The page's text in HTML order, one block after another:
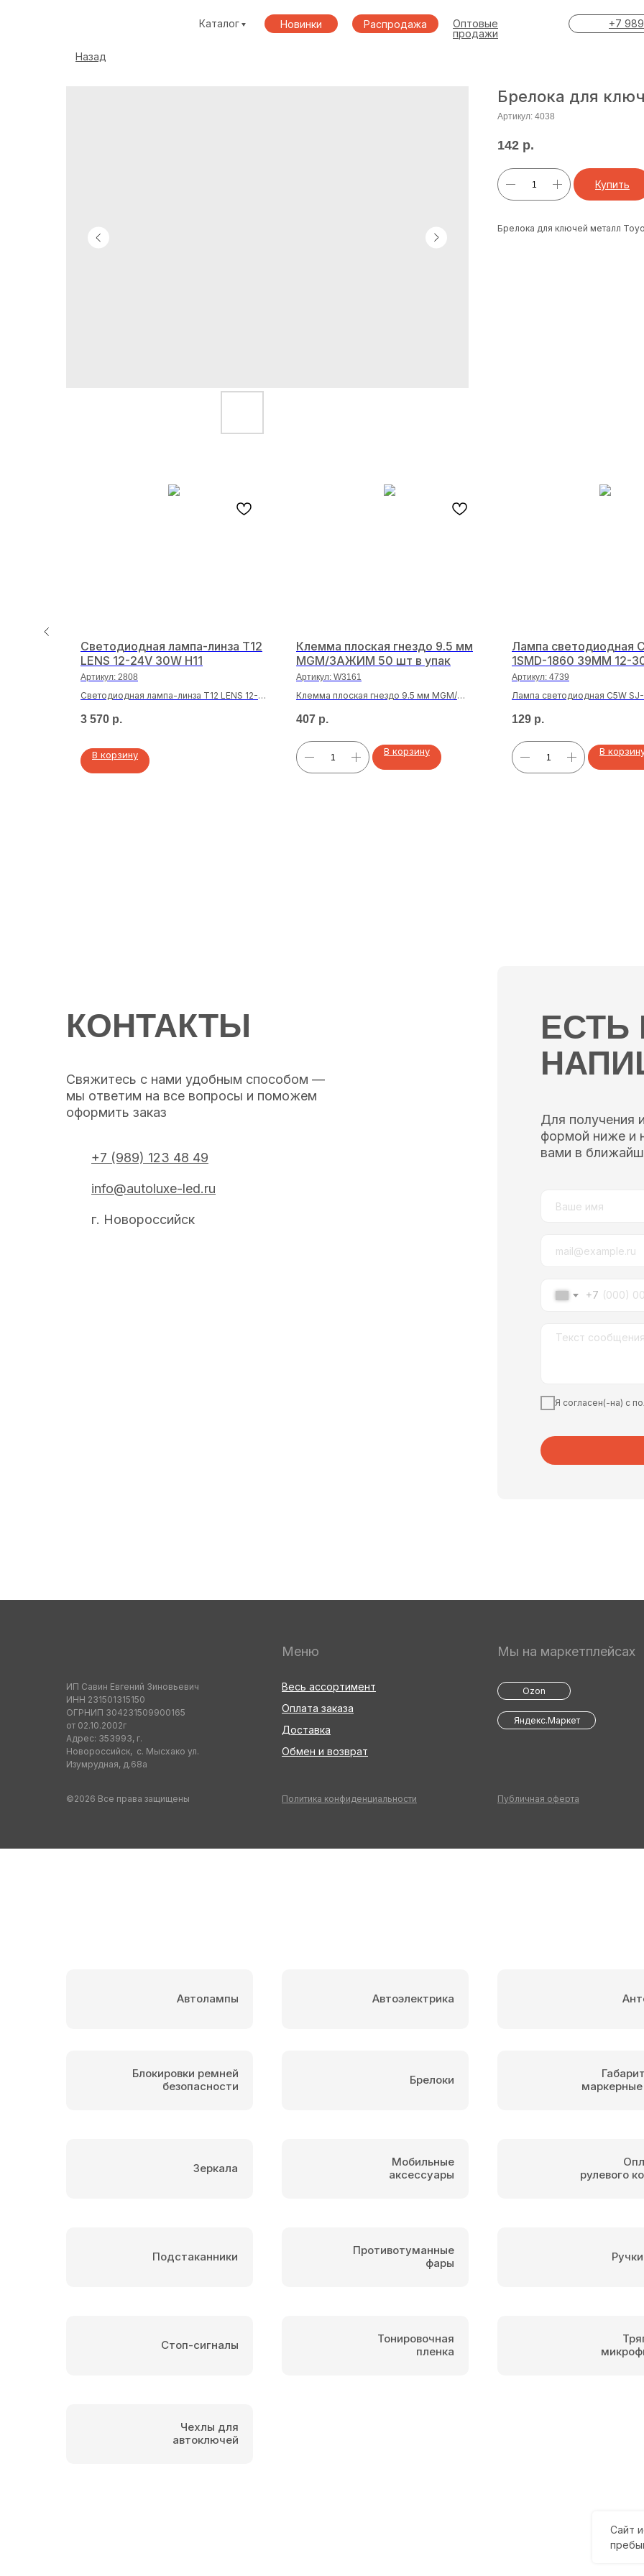
+7
Каталог
Назад
Оптовые
продажи
Распродажа
Новинки
Брелока для
Артикул: 4038
142 р.
Купить
Брелока для ключей металл
Светодиодная лампа-линза T12
LENS 12-24V 30W H11
Артикул: 2808
Светодиодная лампа-линза T12 LENS 12-
3 570 р.
В корзину
Клемма плоская гнездо 9.5 мм
MGM/ЗАЖИМ 50 шт в упак
Артикул: W3161
Клемма плоская гнездо 9.5 мм MGM/
407 р.
В корзину
Лампа светодиодная
1SMD-1860 39MM 12-
Артикул: 4739
Лампа светодиодная C5W
129 р.
В
КОНТАКТЫ
Свяжитесь с нами удобным способом —
мы ответим на все вопросы и поможем
оформить заказ
Для получения
формой ниже и
вами в
+7 (989) 123 48 49
info@autoluxe-led.ru
г. Новороссийск
+7
Я согласен(-на) с
ИП Савин Евгений Зиновьевич
ИНН 231501315150
ОГРНИП 304231509900165
от 02.10.2002г
Адрес: 353993, г.
Новороссийск, с. Мысхако ул.
Изумрудная, д.68а
©2026 Все права защищены Политика конфиденциальности Публичная оферта
Обмен и возврат
Доставка
Оплата заказа
Меню Мы на маркетплейсах
Весь ассортимент Ozon
Яндекс.Маркет
Сайт
Мобильные
аксессуары
Подстаканники
Автолампы Автоэлектрика
рулевого
Тонировочная
пленка
Брелоки
Зеркала
Противотуманные
фары
Стоп-сигналы
Блокировки ремней
безопасности
маркерные
Чехлы для
автоключей